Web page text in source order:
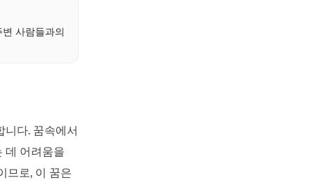
사람들과의
다. 꿈속에서
데 어려움을
므로, 이 꿈은